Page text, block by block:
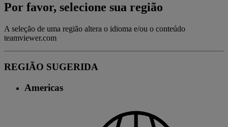
Por favor, selecione sua região
A seleção de uma região altera o idioma e/ou o conteúdo
teamviewer.com
REGIÃO SUGERIDA
Americas